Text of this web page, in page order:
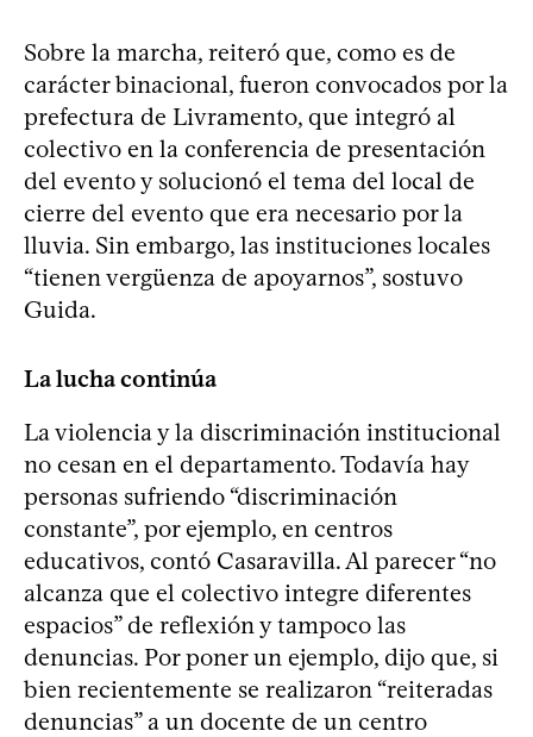
Sobre la marcha, reiteró que, como es de
carácter binacional, fueron convocados por la
prefectura de Livramento, que integró al
colectivo en la conferencia de presentación
del evento y solucionó el tema del local de
cierre del evento que era necesario por la
lluvia. Sin embargo, las instituciones locales
“tienen vergüenza de apoyarnos”, sostuvo
Guida.
La lucha continúa
La violencia y la discriminación institucional
no cesan en el departamento. Todavía hay
personas sufriendo “discriminación
constante”, por ejemplo, en centros
educativos, contó Casaravilla. Al parecer “no
alcanza que el colectivo integre diferentes
espacios” de reflexión y tampoco las
denuncias. Por poner un ejemplo, dijo que, si
bien recientemente se realizaron “reiteradas
denuncias” a un docente de un centro